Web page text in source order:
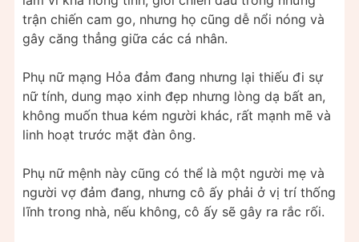
trận chiến cam go, nhưng họ cũng dễ nổi nóng và
gây căng thẳng giữa các cá nhân.
Phụ nữ mạng Hỏa đảm đang nhưng lại thiếu đi sự
nữ tính, dung mạo xinh đẹp nhưng lòng dạ bất an,
không muốn thua kém người khác, rất mạnh mẽ và
linh hoạt trước mặt đàn ông.
Phụ nữ mệnh này cũng có thể là một người mẹ và
người vợ đảm đang, nhưng cô ấy phải ở vị trí thống
lĩnh trong nhà, nếu không, cô ấy sẽ gây ra rắc rối.